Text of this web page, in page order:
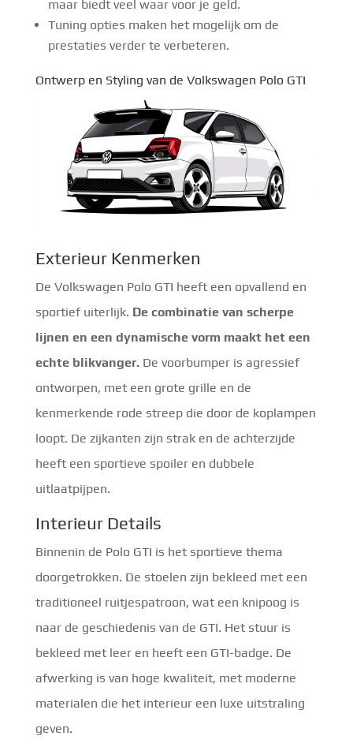
maar biedt veel waar voor je geld.
Tuning opties maken het mogelijk om de
prestaties verder te verbeteren.
Ontwerp en Styling van de Volkswagen Polo GTI
Exterieur Kenmerken
De Volkswagen Polo GTI heeft een opvallend en
sportief uiterlijk. De combinatie van scherpe
lijnen en een dynamische vorm maakt het een
echte blikvanger.De voorbumper is agressief
ontworpen, met een grote grille en de
kenmerkende rode streep die door de koplampen
loopt. De zijkanten zijn strak en de achterzijde
heeft een sportieve spoiler en dubbele
uitlaatpijpen.
Interieur Details
Binnenin de Polo GTI is het sportieve thema
doorgetrokken. De stoelen zijn bekleed met een
traditioneel ruitjespatroon, wat een knipoog is
naar de geschiedenis van de GTI. Het stuur is
bekleed met leer en heeft een GTI-badge. De
afwerking is van hoge kwaliteit, met moderne
materialen die het interieur een luxe uitstraling
geven.